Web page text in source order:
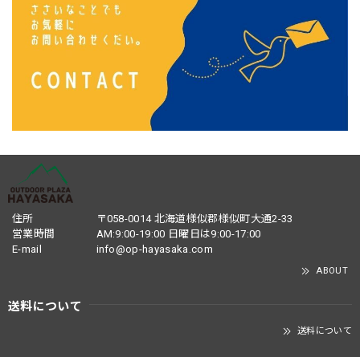
住所
〒058-0014 北海道様似郡様似町大通2-33
営業時間
AM:9:00-19:00 日曜日は9:00-17:00
E-mail
info@op-hayasaka.com
ABOUT
送料について
送料について